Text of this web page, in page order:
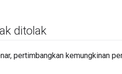
ditolak
pertimbangkan kemungkinan